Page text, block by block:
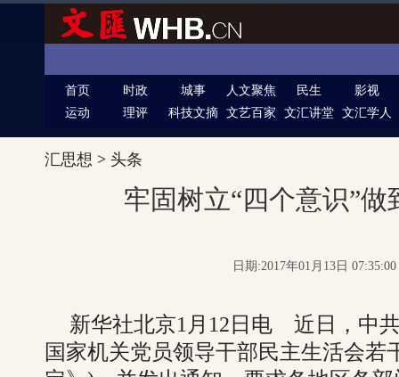
首页 时政 城事 人文聚焦 民生
影视
运动
理评 科技文摘 文艺百家 文汇讲堂 文汇学人
汇思想 > 头条
牢固树立“四个意识”
日期:2017年01月13日
新华社北京1月12日电 近日，中
国家机关党员领导干部民主生活会若